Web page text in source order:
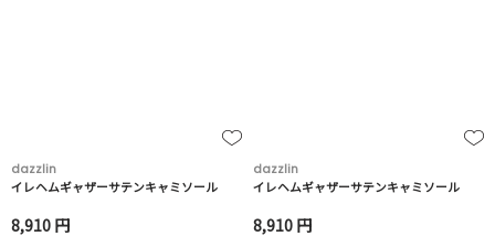
dazzlin
イレヘムギャザーサテンキャミソール
8,910 円
dazzlin
イレヘムギャザーサテンキャミソール
8,910 円